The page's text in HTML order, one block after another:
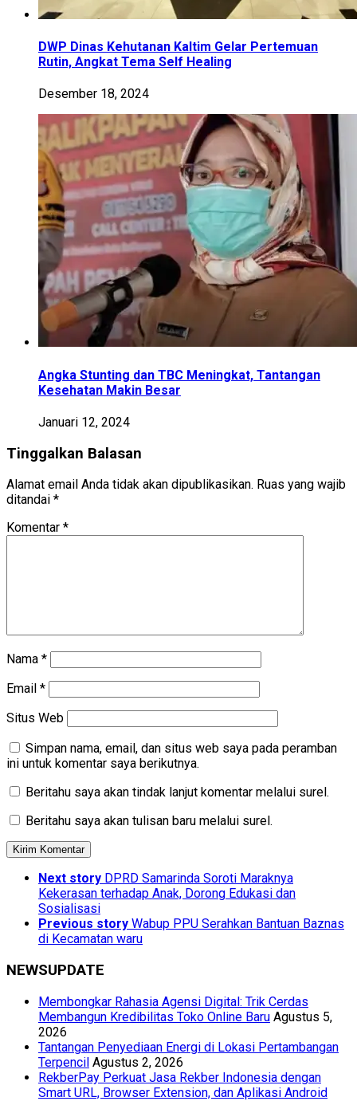
DWP Dinas Kehutanan Kaltim Gelar Pertemuan
Rutin, Angkat Tema Self Healing
Desember 18, 2024
Angka Stunting dan TBC Meningkat, Tantangan
Kesehatan Makin Besar
Januari 12, 2024
Tinggalkan Balasan
Alamat email Anda tidak akan dipublikasikan. Ruas yang wajib
ditandai *
Komentar *
Nama *
Email *
Situs Web
Simpan nama, email, dan situs web saya pada peramban
ini untuk komentar saya berikutnya.
Beritahu saya akan tindak lanjut komentar melalui surel.
Beritahu saya akan tulisan baru melalui surel.
Next story DPRD Samarinda Soroti Maraknya
Kekerasan terhadap Anak, Dorong Edukasi dan
Sosialisasi
Previous story Wabup PPU Serahkan Bantuan Baznas
di Kecamatan waru
NEWSUPDATE
Membongkar Rahasia Agensi Digital: Trik Cerdas
Membangun Kredibilitas Toko Online Baru Agustus 5,
2026
Tantangan Penyediaan Energi di Lokasi Pertambangan
Terpencil Agustus 2, 2026
RekberPay Perkuat Jasa Rekber Indonesia dengan
Smart URL, Browser Extension, dan Aplikasi Android